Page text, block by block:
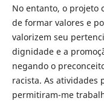
No entanto, o projeto
de formar valores e
valorizem seu
dignidade e a
negando o
racista. As atividades
permitiram-me